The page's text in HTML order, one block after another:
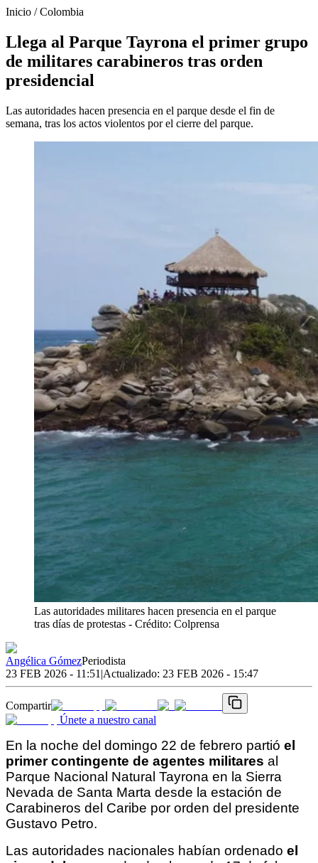
Inicio /Colombia
Llega al Parque Tayrona el primer grupo
de militares carabineros tras orden
presidencial
Las autoridades hacen presencia en el parque desde el fin de
semana, tras los actos violentos por el cierre del parque.
Las autoridades militares hacen presencia en el parque
tras días de protestas - Crédito: Colprensa
Angélica GómezPeriodista
23 FEB 2026 - 11:51 |Actualizado: 23 FEB 2026 - 15:47
Compartir
Únete a nuestro canal
En la noche del domingo 22 de febrero partió el
primer contingente de agentes militares al
Parque Nacional Natural Tayrona en la Sierra
Nevada de Santa Marta desde la estación de
Carabineros del Caribe por orden del presidente
Gustavo Petro.
Las autoridades nacionales habían ordenado el